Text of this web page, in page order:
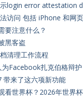
login error attestation
访问 包括 iPhone 和网
要注意什么？
黑客盗
清理工作流程
Facebook扎克伯格辩护
带来了这六项新功能
看世界杯？2026年世界